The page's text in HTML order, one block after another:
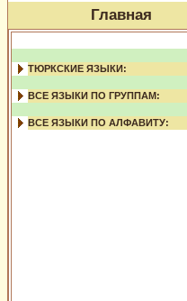
Главная
ТЮРКСКИЕ ЯЗЫКИ:
ВСЕ ЯЗЫКИ ПО ГРУППАМ:
ВСЕ ЯЗЫКИ ПО АЛФАВИТУ: